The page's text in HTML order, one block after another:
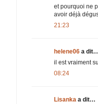
et pourquoi ne
avoir déjà
21:23
helene06 a dit…
il est vraiment
08:24
Lisanka a dit…